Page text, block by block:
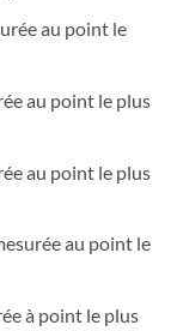
au point le
au point le plus
au point le plus
au point le
à point le plus